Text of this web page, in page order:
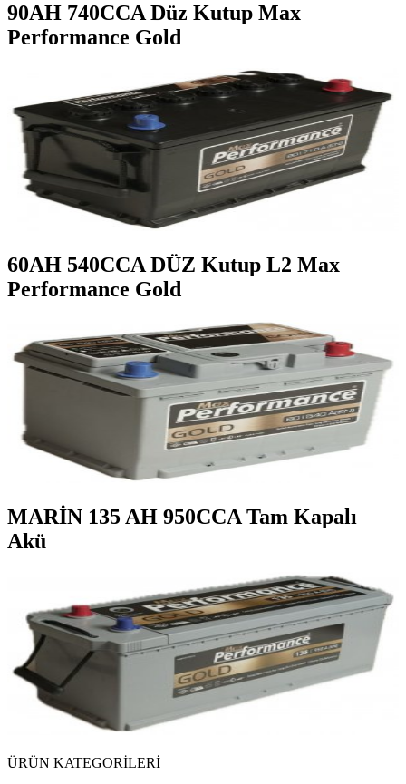
90AH 740CCA Düz Kutup Max
Performance Gold
60AH 540CCA DÜZ Kutup L2 Max
Performance Gold
MARİN 135 AH 950CCA Tam Kapalı
Akü
ÜRÜN KATEGORİLERİ